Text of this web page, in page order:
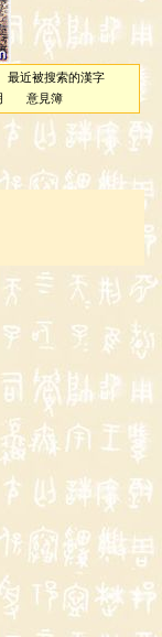
最近被搜索的漢字
意見簿